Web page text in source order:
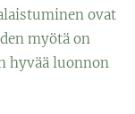
ovat
myötä on
hyvää luonnon